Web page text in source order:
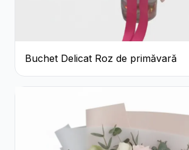
Buchet Delicat Roz de primăvară